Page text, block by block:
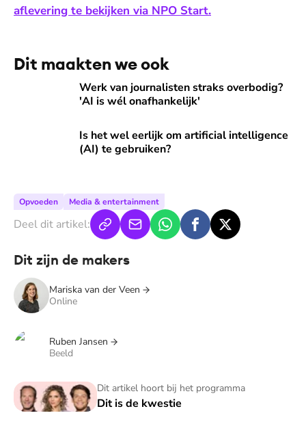
aflevering te bekijken via NPO Start.
Dit maakten we ook
Werk van journalisten straks overbodig?
'AI is wél on­af­han­ke­lijk'
Werk van journalisten straks overbodig? 'AI is wél
Is het wel eerlijk om artificial intelligence
(AI) te gebruiken?
Is het wel eerlijk om artificial intelligence (AI) te gebruiken?
Opvoeden Media & entertainment
Deel dit artikel:
Dit zijn de makers
Mariska van der Veen
Online
Ruben Jansen
Beeld
Dit artikel hoort bij het programma
Dit is de kwestie
Dit is de kwestie